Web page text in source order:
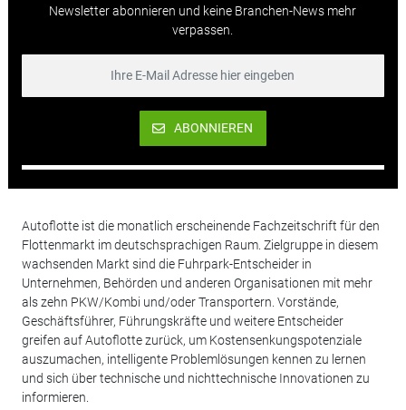
Newsletter abonnieren und keine Branchen-News mehr
verpassen.
ABONNIEREN
Autoflotte ist die monatlich erscheinende Fachzeitschrift für den
Flottenmarkt im deutschsprachigen Raum. Zielgruppe in diesem
wachsenden Markt sind die Fuhrpark-Entscheider in
Unternehmen, Behörden und anderen Organisationen mit mehr
als zehn PKW/Kombi und/oder Transportern. Vorstände,
Geschäftsführer, Führungskräfte und weitere Entscheider
greifen auf Autoflotte zurück, um Kostensenkungspotenziale
auszumachen, intelligente Problemlösungen kennen zu lernen
und sich über technische und nichttechnische Innovationen zu
informieren.